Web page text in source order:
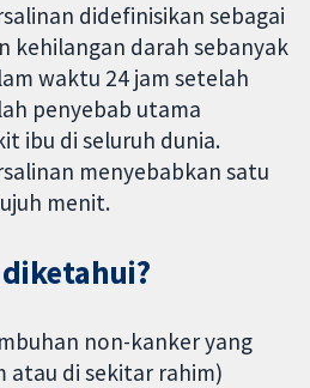
didefinisikan sebagai
kehilangan darah sebanyak
waktu 24 jam setelah
penyebab utama
ibu di seluruh dunia.
menyebabkan satu
menit.
non-kanker yang
atau di sekitar rahim)